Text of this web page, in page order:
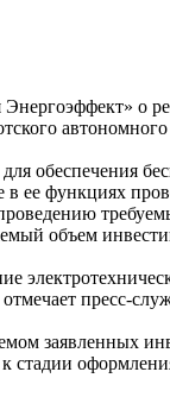
о
обеспечения
ее функциях
объем
пресс-
заявленных